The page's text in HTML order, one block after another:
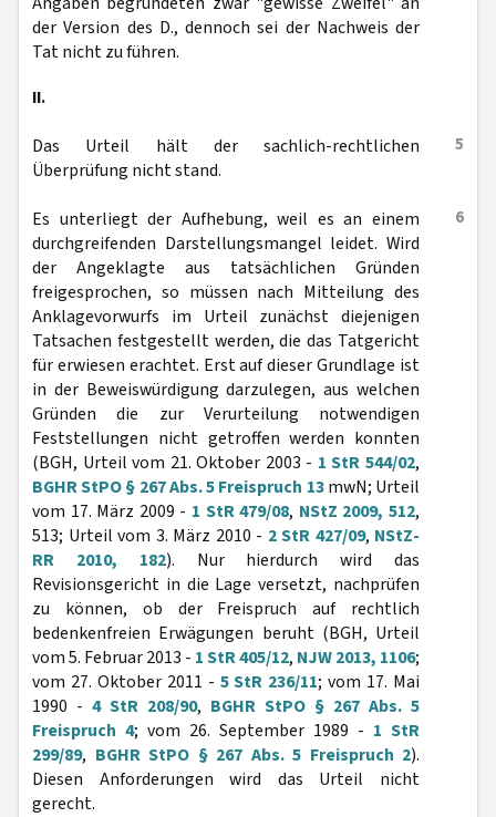
der Version des D., dennoch sei der Nachweis der
Tat nicht zu führen.
II.
5
Das Urteil hält der sachlich-rechtlichen
Überprüfung nicht stand.
6
Es unterliegt der Aufhebung, weil es an einem
durchgreifenden Darstellungsmangel leidet. Wird
der Angeklagte aus tatsächlichen Gründen
freigesprochen, so müssen nach Mitteilung des
Anklagevorwurfs im Urteil zunächst diejenigen
Tatsachen festgestellt werden, die das Tatgericht
für erwiesen erachtet. Erst auf dieser Grundlage ist
in der Beweiswürdigung darzulegen, aus welchen
Gründen die zur Verurteilung notwendigen
Feststellungen nicht getroffen werden konnten
(BGH, Urteil vom 21. Oktober 2003 - 1 StR 544/02,
BGHR StPO § 267 Abs. 5 Freispruch 13mwN; Urteil
vom 17. März 2009 - 1 StR 479/08, NStZ 2009, 512,
513; Urteil vom 3. März 2010 - 2 StR 427/09, NStZ-
RR 2010, 182). Nur hierdurch wird das
Revisionsgericht in die Lage versetzt, nachprüfen
zu können, ob der Freispruch auf rechtlich
bedenkenfreien Erwägungen beruht (BGH, Urteil
vom 5. Februar 2013 - 1 StR 405/12, NJW 2013, 1106;
vom 27. Oktober 2011 - 5 StR 236/11; vom 17. Mai
1990 - 4 StR 208/90, BGHR StPO § 267 Abs. 5
Freispruch 4; vom 26. September 1989 - 1 StR
299/89, BGHR StPO § 267 Abs. 5 Freispruch 2).
Diesen Anforderungen wird das Urteil nicht
gerecht.